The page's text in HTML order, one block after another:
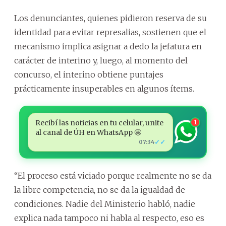
Los denunciantes, quienes pidieron reserva de su
identidad para evitar represalias, sostienen que el
mecanismo implica asignar a dedo la jefatura en
carácter de interino y, luego, al momento del
concurso, el interino obtiene puntajes
prácticamente insuperables en algunos ítems.
Recibí las noticias en tu celular, unite
al canal de ÚH en WhatsApp 🤩
07:34✓✓
1
“El proceso está viciado porque realmente no se da
la libre competencia, no se da la igualdad de
condiciones. Nadie del Ministerio habló, nadie
explica nada tampoco ni habla al respecto, eso es